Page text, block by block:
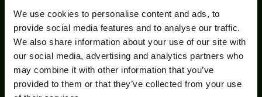
We use cookies to personalise content and ads, to
provide social media features and to analyse our traffic.
We also share information about your use of our site with
our social media, advertising and analytics partners who
may combine it with other information that you’ve
provided to them or that they’ve collected from your use
Vstúpte do sveta osviežujúcich čajov
Ponorte sa do osviežujúceho, šťavnatého sveta značky
Pfanner!
V širokom sortimente s niekoľkými stovkami výrobkov si